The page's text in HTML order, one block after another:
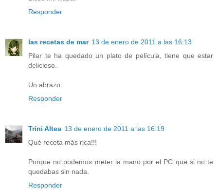
Responder
las recetas de mar 13 de enero de 2011 a las 16:13
Pilar te ha quedado un plato de película, tiene que estar
delicioso.
Un abrazo.
Responder
Trini Altea 13 de enero de 2011 a las 16:19
Qué receta más rica!!!
Porque no podemos meter la mano por el PC que si no te
quedabas sin nada.
Responder